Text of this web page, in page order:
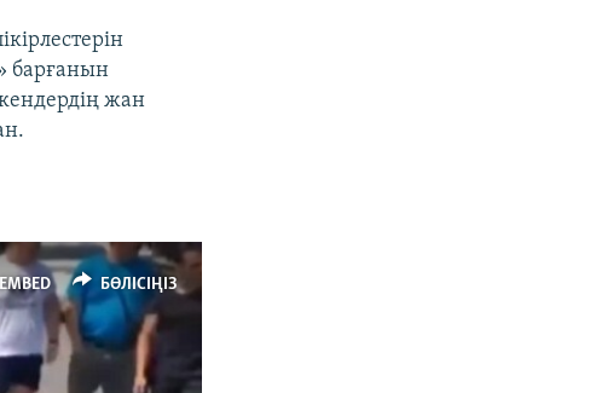
барғанын
жан
EMBED БӨЛІСІҢІЗ